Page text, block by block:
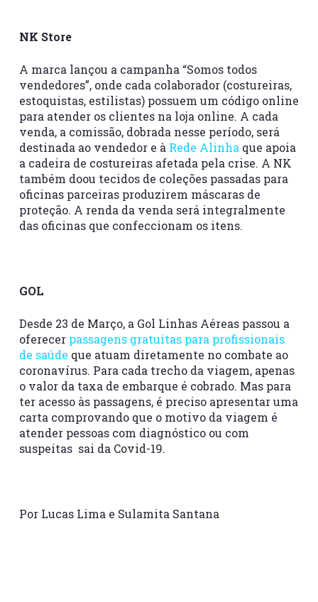
NK Store
A marca lançou a campanha “Somos todos
vendedores”, onde cada colaborador (costureiras,
estoquistas, estilistas) possuem um código online
para atender os clientes na loja online. A cada
venda, a comissão, dobrada nesse período, será
destinada ao vendedor e à Rede Alinha que apoia
a cadeira de costureiras afetada pela crise. A NK
também doou tecidos de coleções passadas para
oficinas parceiras produzirem máscaras de
proteção. A renda da venda será integralmente
das oficinas que confeccionam os itens.
GOL
Desde 23 de Março, a Gol Linhas Aéreas passou a
oferecer passagens gratuitas para profissionais
de saúde que atuam diretamente no combate ao
coronavírus. Para cada trecho da viagem, apenas
o valor da taxa de embarque é cobrado. Mas para
ter acesso às passagens, é preciso apresentar uma
carta comprovando que o motivo da viagem é
atender pessoas com diagnóstico ou com
suspeitas sai da Covid-19.
Por Lucas Lima e Sulamita Santana